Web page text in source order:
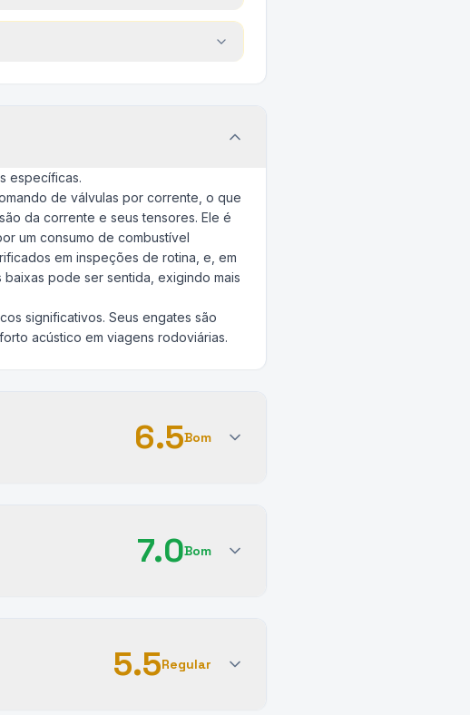
específicas.
de válvulas por corrente, o que
da corrente e seus tensores. Ele é
um consumo de combustível
em inspeções de rotina, e, em
pode ser sentida, exigindo mais
significativos. Seus engates são
acústico em viagens rodoviárias.
6.5Bom
7.0Bom
5.5Regular